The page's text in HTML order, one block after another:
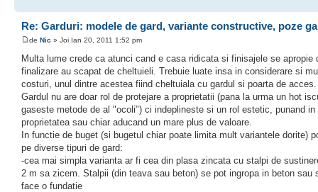
Re: Garduri: modele de gard, variante constructive, poze
de Nic » Joi Ian 20, 2011 1:52 pm
Multa lume crede ca atunci cand e casa ridicata si finisajele se apropie
finalizare au scapat de cheltuieli. Trebuie luate insa in considerare si
costuri, unul dintre acestea fiind cheltuiala cu gardul si poarta de acces.
Gardul nu are doar rol de protejare a proprietatii (pana la urma un hot
gaseste metode de al "ocoli") ci indeplineste si un rol estetic, punand in
proprietatea sau chiar aducand un mare plus de valoare.
In functie de buget (si bugetul chiar poate limita mult variantele dorite)
pe diverse tipuri de gard:
-cea mai simpla varianta ar fi cea din plasa zincata cu stalpi de
2 m sa zicem. Stalpii (din teava sau beton) se pot ingropa in beton sau
face o fundatie